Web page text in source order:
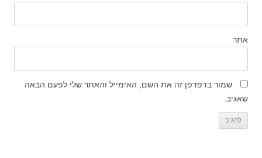
אתר
שמור בדפדפן זה את השם, האימייל והאתר שלי לפעם הבאה
שאגיב.